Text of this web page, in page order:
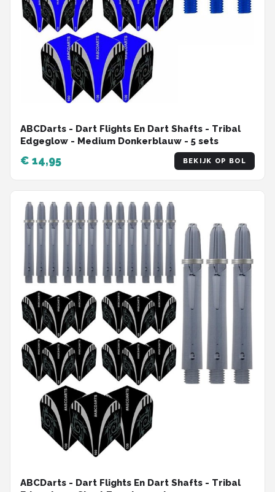
ABCDarts - Dart Flights En Dart Shafts - Tribal
Edgeglow - Medium Donkerblauw - 5 sets
€ 14,95 BEKIJK OP BOL
ABCDarts - Dart Flights En Dart Shafts - Tribal